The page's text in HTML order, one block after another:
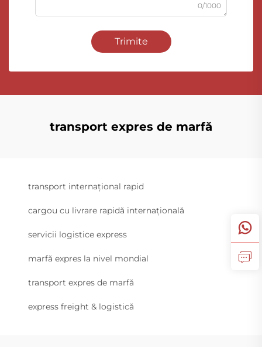
0/1000
Trimite
transport expres de marfă
transport internațional rapid
cargou cu livrare rapidă internațională
servicii logistice express
marfă expres la nivel mondial
transport expres de marfă
express freight & logistică